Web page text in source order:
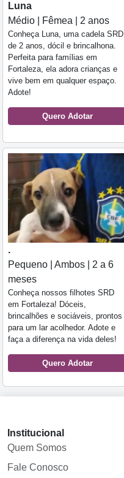
Luna
Médio | Fêmea | 2 anos
Conheça Luna, uma cadela SRD
de 2 anos, dócil e brincalhona.
Perfeita para famílias em
Fortaleza, ela adora crianças e
vive bem em qualquer espaço.
Adote!
Quero Adotar
.
Pequeno | Ambos | 2 a 6
meses
Conheça nossos filhotes SRD
em Fortaleza! Dóceis,
brincalhões e sociáveis, prontos
para um lar acolhedor. Adote e
faça a diferença na vida deles!
Quero Adotar
Institucional
Quem Somos
Fale Conosco